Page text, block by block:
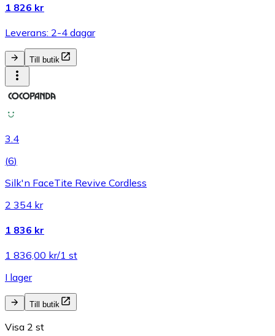
1 826 kr
Leverans: 2-4 dagar
Till butik
3.4
(6)
Silk'n FaceTite Revive Cordless
2 354 kr
1 836 kr
1 836,00 kr/1 st
I lager
Till butik
Visa 2 st